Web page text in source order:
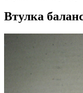
Втулка